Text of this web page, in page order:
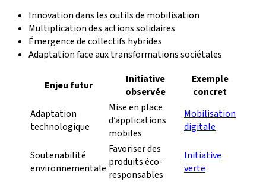
Innovation dans les outils de mobilisation
Multiplication des actions solidaires
Émergence de collectifs hybrides
Adaptation face aux transformations sociétales
Enjeu futur
Initiative
observée
Exemple
concret
Adaptation
technologique
Mise en place
d’applications
mobiles
Mobilisation
digitale
Soutenabilité
environnementale
Favoriser des
produits éco-
responsables
Initiative
verte